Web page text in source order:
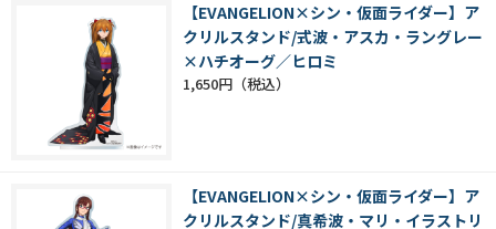
【EVANGELION×シン・仮面ライダー】ア
クリルスタンド/式波・アスカ・ラングレー
×ハチオーグ／ヒロミ
1,650円
【EVANGELION×シン・仮面ライダー】ア
クリルスタンド/真希波・マリ・イラストリ